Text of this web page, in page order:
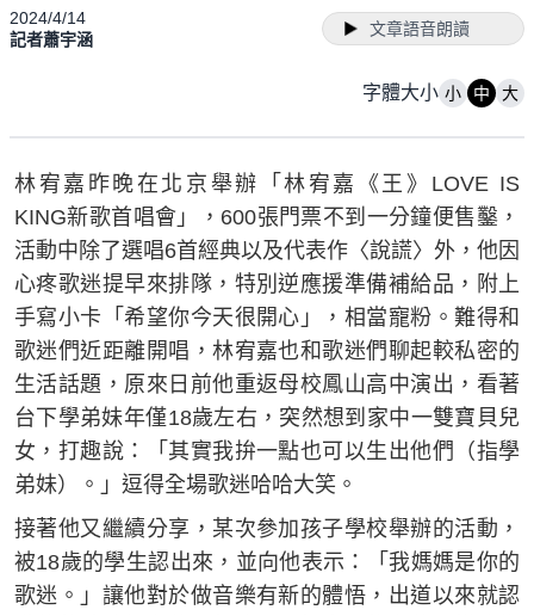
2024/4/14
記者蕭宇涵
文章語音朗讀
字體大小 小 中 大
林宥嘉昨晚在北京舉辦「林宥嘉《王》LOVE IS
KING新歌首唱會」，600張門票不到一分鐘便售鑿，
活動中除了選唱6首經典以及代表作〈說謊〉外，他因
心疼歌迷提早來排隊，特別逆應援準備補給品，附上
手寫小卡「希望你今天很開心」，相當寵粉。難得和
歌迷們近距離開唱，林宥嘉也和歌迷們聊起較私密的
生活話題，原來日前他重返母校鳳山高中演出，看著
台下學弟妹年僅18歲左右，突然想到家中一雙寶貝兒
女，打趣說：「其實我拚一點也可以生出他們（指學
弟妹）。」逗得全場歌迷哈哈大笑。
接著他又繼續分享，某次參加孩子學校舉辦的活動，
被18歲的學生認出來，並向他表示：「我媽媽是你的
歌迷。」讓他對於做音樂有新的體悟，出道以來就認